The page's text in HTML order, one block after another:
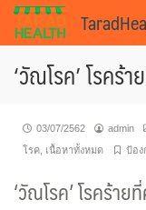
Skip
‘วัณโรค’ โรคร้
03/07/2562 admin
โรค เนื้อหาทั้งหมด ป้อง
‘วัณโรค’ โรคร้า